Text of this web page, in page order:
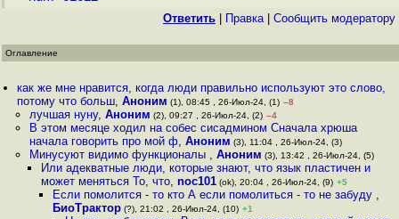
Ответить Правка| Cообщить модератору
Оглавление
как же мне нравится, когда люди правильно используют это слово,
потому что больш,Аноним (1), 08:45 , 26-Июл-24, (1) –8
лучшая нуну, Аноним (2), 09:27 , 26-Июл-24, (2) –4
В этом месяце ходил на собес сисадмином Сначала хрюша
начала говорить про мой ф, Аноним (3), 11:04 , 26-Июл-24, (3)
Минусуют видимо функционалы , Аноним (3), 13:42 , 26-Июл-24, (5)
Или адекватные люди, которые знают, что язык пластичен и
может меняться То, что, noc101(ok), 20:04 , 26-Июл-24, (9) +5
Если помолится - то кто А если помолиться - то не забуду ,
БиоТрактор (?), 21:02 , 26-Июл-24, (10) +1